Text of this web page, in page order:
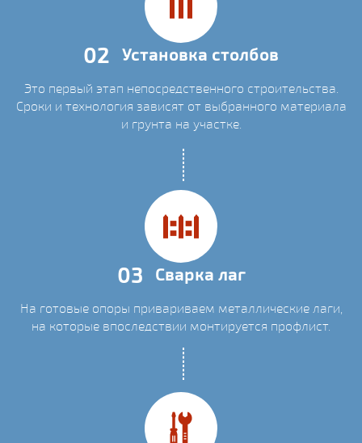
02 Установка столбов
Это первый этап непосредственного строительства.
Сроки и технология зависят от выбранного материала
и грунта на участке.
03 Сварка лаг
На готовые опоры привариваем металлические лаги,
на которые впоследствии монтируется профлист.